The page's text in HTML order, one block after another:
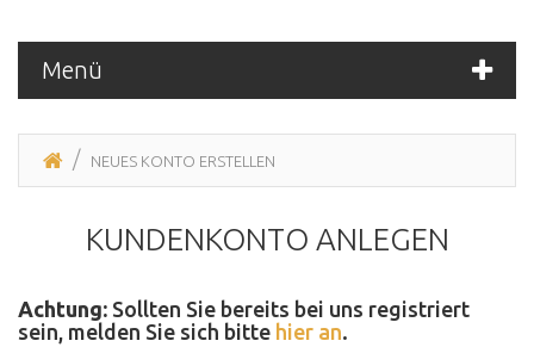
Menü
NEUES KONTO ERSTELLEN
KUNDENKONTO ANLEGEN
Achtung: Sollten Sie bereits bei uns registriert
sein, melden Sie sich bitte hier an.